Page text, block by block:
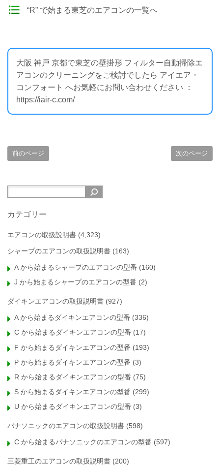
“R” で始まる東芝のエアコンの一覧へ
大阪 神戸 京都で東芝の壁掛形 フィルター自動掃除エ
アコンのクリーニングをご検討でしたら アイエア・
コンフォート へお気軽にお問い合わせください ：
https://iair-c.com/
前のページ 次のページ
カテゴリー
エアコンの取扱説明書 (4,323)
シャープのエアコンの取扱説明書 (163)
A から始まるシャープのエアコンの型番 (160)
J から始まるシャープのエアコンの型番 (2)
ダイキンエアコンの取扱説明書 (927)
A から始まるダイキンエアコンの型番 (336)
C から始まるダイキンエアコンの型番 (17)
F から始まるダイキンエアコンの型番 (193)
P から始まるダイキンエアコンの型番 (3)
R から始まるダイキンエアコンの型番 (75)
S から始まるダイキンエアコンの型番 (299)
U から始まるダイキンエアコンの型番 (3)
パナソニックのエアコンの取扱説明書 (598)
C から始まるパナソニックのエアコンの型番 (597)
三菱重工のエアコンの取扱説明書 (200)